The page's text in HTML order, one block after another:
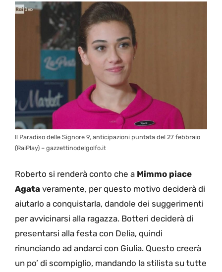
Il Paradiso delle Signore 9, anticipazioni puntata del 27 febbraio
(RaiPlay) – gazzettinodelgolfo.it
Roberto si renderà conto che a Mimmo piace
Agata veramente, per questo motivo deciderà di
aiutarlo a conquistarla, dandole dei suggerimenti
per avvicinarsi alla ragazza. Botteri deciderà di
presentarsi alla festa con Delia, quindi
rinunciando ad andarci con Giulia. Questo creerà
un po’ di scompiglio, mandando la stilista su tutte